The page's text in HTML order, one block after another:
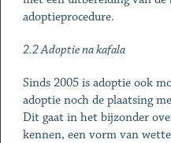
adoptieprocedure.
2.2 Adoptie na kafala
Sinds 2005 is adoptie ook
adoptie noch de plaatsing
Dit gaat in het bijzonder
kennen, een vorm van